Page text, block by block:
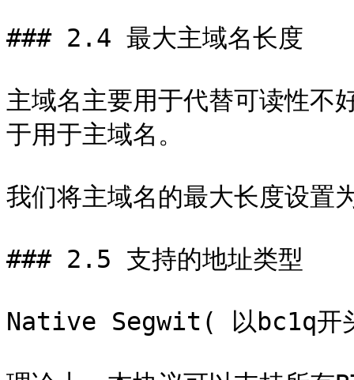
### 2.4 最大主域名长度
主域名主要用于代替可读性不
于用于主域名。
我们将主域名的最大长度设
### 2.5 支持的地址类型
Native Segwit( 以bc1q